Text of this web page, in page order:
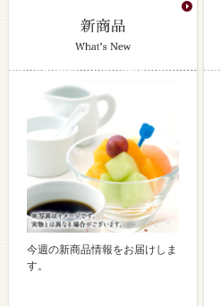
今週の新商品情報をお届けしま
す。